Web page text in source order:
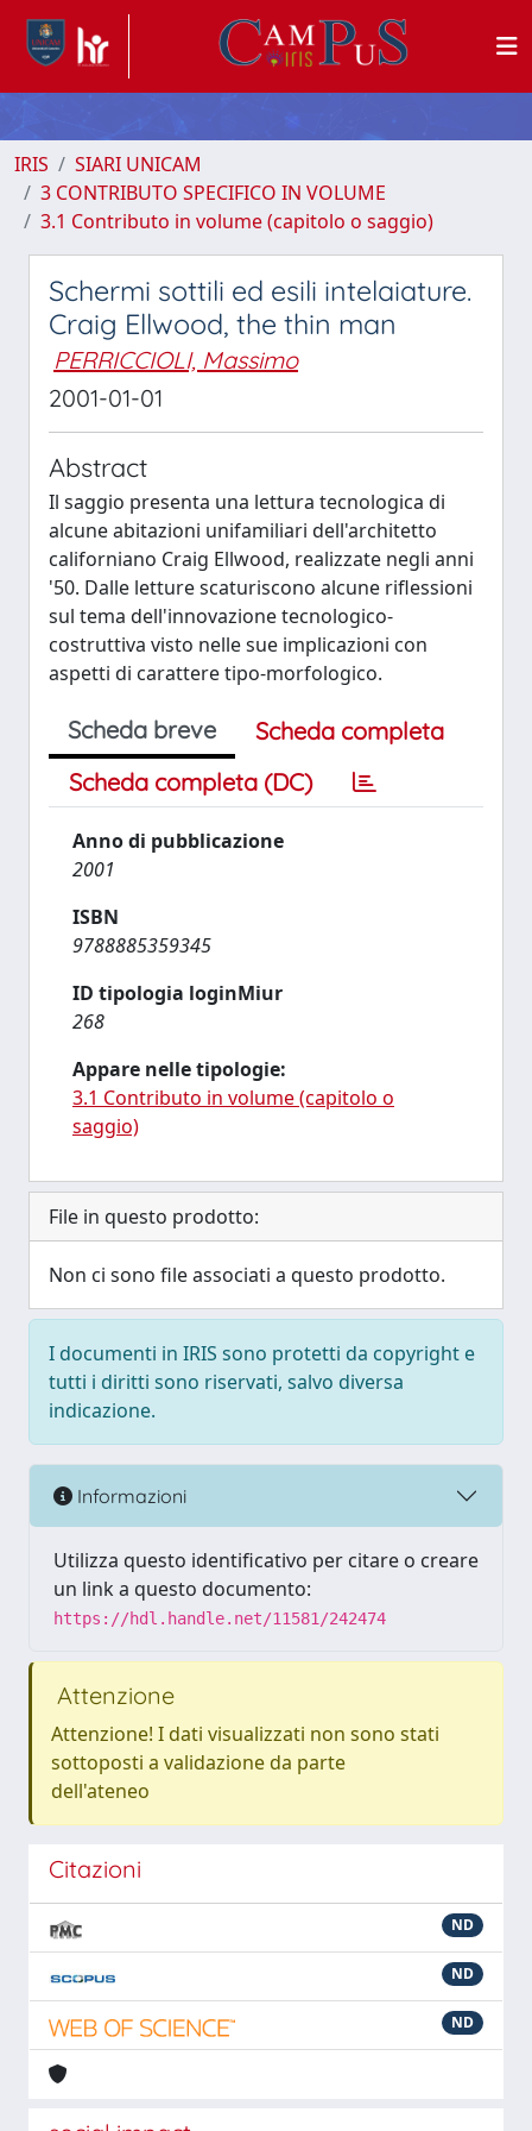
IRIS
SIARI UNICAM
3 CONTRIBUTO SPECIFICO IN VOLUME
3.1 Contributo in volume (capitolo o saggio)
Schermi sottili ed esili intelaiature.
Craig Ellwood, the thin man
PERRICCIOLI, Massimo
2001-01-01
Abstract
Il saggio presenta una lettura tecnologica di
alcune abitazioni unifamiliari dell'architetto
californiano Craig Ellwood, realizzate negli anni
'50. Dalle letture scaturiscono alcune riflessioni
sul tema dell'innovazione tecnologico-
costruttiva visto nelle sue implicazioni con
aspetti di carattere tipo-morfologico.
Scheda breve
Scheda completa
Scheda completa (DC)
Anno di pubblicazione
2001
ISBN
9788885359345
ID tipologia loginMiur
268
Appare nelle tipologie:
3.1 Contributo in volume (capitolo o
saggio)
File in questo prodotto:
Non ci sono file associati a questo prodotto.
I documenti in IRIS sono protetti da copyright e
tutti i diritti sono riservati, salvo diversa
indicazione.
Informazioni
Utilizza questo identificativo per citare o creare
un link a questo documento:
https://hdl.handle.net/11581/242474
Attenzione
Attenzione! I dati visualizzati non sono stati
sottoposti a validazione da parte
dell'ateneo
Citazioni
ND
ND
ND